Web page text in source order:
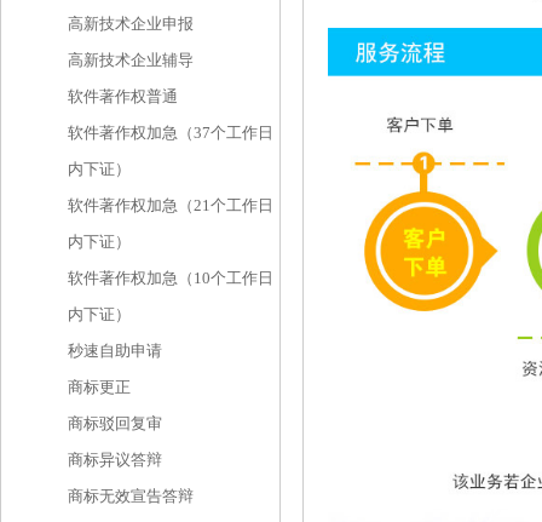
高新技术企业申报
高新技术企业辅导
软件著作权普通
软件著作权加急（37个工作日
内下证）
软件著作权加急（21个工作日
内下证）
软件著作权加急（10个工作日
内下证）
秒速自助申请
商标更正
商标驳回复审
商标异议答辩
商标无效宣告答辩